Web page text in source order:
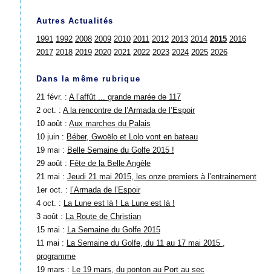
Autres Actualités
1991 1992 2008 2009 2010 2011 2012 2013 2014 2015 2016
2017 2018 2019 2020 2021 2022 2023 2024 2025 2026
Dans la même rubrique
21 févr. : A l’affût ... grande marée de 117
2 oct. : A la rencontre de l’Armada de l’Espoir
10 août : Aux marches du Palais
10 juin : Béber, Gwoëlo et Lolo vont en bateau
19 mai : Belle Semaine du Golfe 2015 !
29 août : Fête de la Belle Angèle
21 mai : Jeudi 21 mai 2015, les onze premiers à l’entrainement
1er oct. : l’Armada de l’Espoir
4 oct. : La Lune est là ! La Lune est là !
3 août : La Route de Christian
15 mai : La Semaine du Golfe 2015
11 mai : La Semaine du Golfe, du 11 au 17 mai 2015 ,
programme
19 mars : Le 19 mars, du ponton au Port au sec